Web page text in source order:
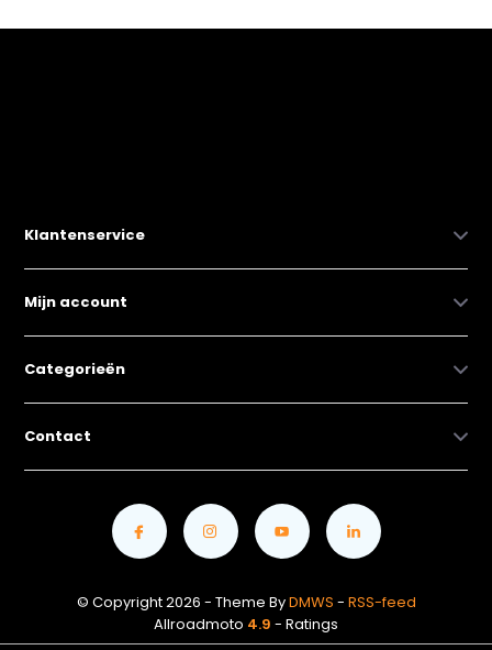
Klantenservice
Mijn account
Categorieën
Contact
© Copyright 2026 - Theme ByDMWS - RSS-feed
Allroadmoto 4.9 - Ratings